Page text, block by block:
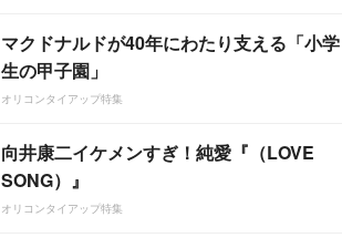
マクドナルドが40年にわたり支える「小学
生の甲子園」
オリコンタイアップ特集
向井康二イケメンすぎ！純愛『（LOVE
SONG）』
オリコンタイアップ特集